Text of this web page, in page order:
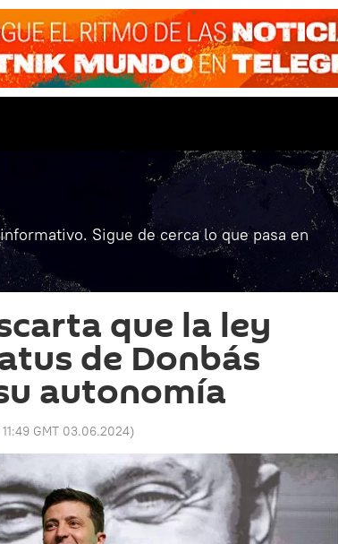
Sigue de cerca lo que pasa en
que la ley
de Donbás
autonomía
11:49 GMT 03.06.2024)